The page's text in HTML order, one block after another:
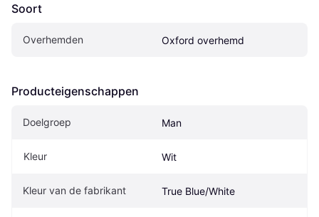
Soort
Overhemden Oxford overhemd
Producteigenschappen
Doelgroep Man
Kleur Wit
Kleur van de fabrikant True Blue/White